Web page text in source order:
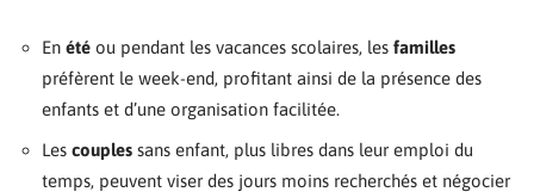
En été ou pendant les vacances scolaires, les familles
préfèrent le week-end, profitant ainsi de la présence des
enfants et d’une organisation facilitée.
Les couples sans enfant, plus libres dans leur emploi du
temps, peuvent viser des jours moins recherchés et négocier